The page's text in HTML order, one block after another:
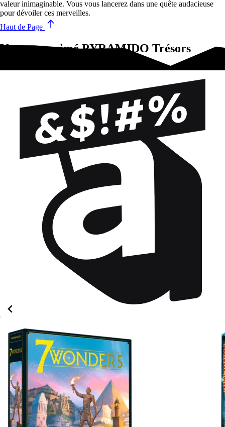
valeur inimaginable. Vous vous lancerez dans une quête audacieuse
pour dévoiler ces merveilles.
Haut de Page
Vous avez aimé PYRAMIDO Trésors